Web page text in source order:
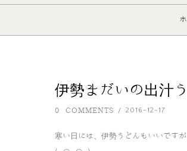
伊勢まだいの出汁
0 COMMENTS / 2016-12-17
寒い日には、伊勢うどんもいいです